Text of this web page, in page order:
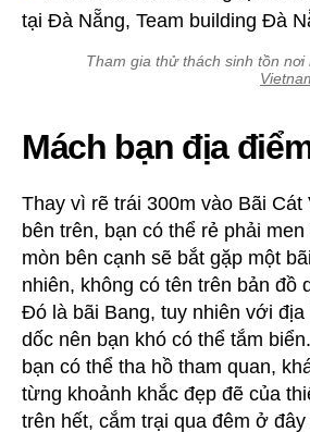
Tham gia thử thách sinh tồn
Mách bạn địa
Thay vì rẽ trái 300m vào Bãi Cát
bên trên, bạn có thể rẻ phải
mòn bên cạnh sẽ bắt gặp một
nhiên, không có tên trên bản đồ
Đó là bãi Bang, tuy nhiên với
dốc nên bạn khó có thể tắm
bạn có thể tha hồ tham quan,
từng khoảnh khắc đẹp đẽ của
trên hết, cắm trại qua đêm ở